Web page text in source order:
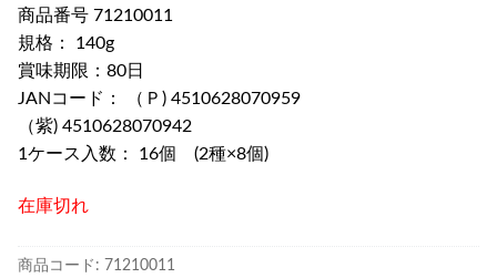
商品番号 71210011
規格： 140g
賞味期限：80日
JANコード： （Ｐ) 4510628070959
（紫) 4510628070942
1ケース入数： 16個 (2種×8個)
在庫切れ
商品コード: 71210011